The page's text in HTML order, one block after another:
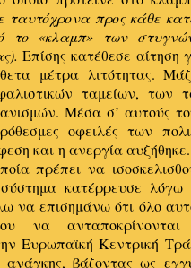
ταυτόχρονα προς κάθε
το «κλαμπ» των
Επίσης κατέθεσε αίτηση
μέτρα λιτότητας.
ταμείων, των
Μέσα σ’ αυτούς
οφειλές των
και η ανεργία
πρέπει να
κατέρρευσε λόγω
να επισημάνω ότι όλο
να
Ευρωπαϊκή Κεντρική
ανάγκης, βάζοντας ως